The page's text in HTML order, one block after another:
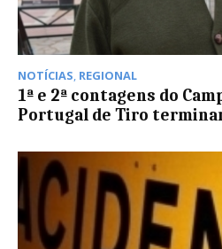
NOTÍCIAS REGIONAL
1ª e 2ª contagens do
Portugal de Tiro